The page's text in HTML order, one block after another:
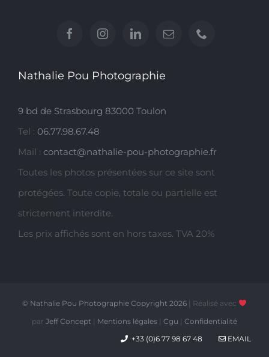
Nathalie Pou Photographie
9 bd de Strasbourg 83000 Toulon
Tel : 06.77.98.67.48
Mail : contact@nathalie-pou-photographie.fr
Toutes les photos présentées sur ce site sont
protégées. Toute copie, totale ou partielle est
strictement interdite.
Les prix affichés sont en hors taxes. TVA 20%
© Nathalie Pou Photographie Copyright2026 | Réalisé avec
par Jeff Concept | Mentions légales | Cgu | Confidentialité
+33 (0)6 77 98 67 48
EMAIL